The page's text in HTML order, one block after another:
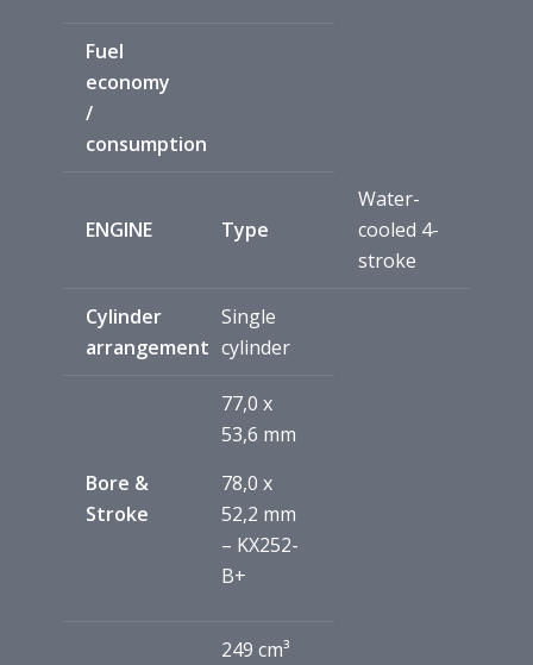
Fuel
economy
/
consumption
ENGINE Type
Water-
cooled 4-
stroke
Cylinder
arrangement
Single
cylinder
Bore &
Stroke
77,0 x
53,6 mm
78,0 x
52,2 mm
– KX252-
B+
249 cm³